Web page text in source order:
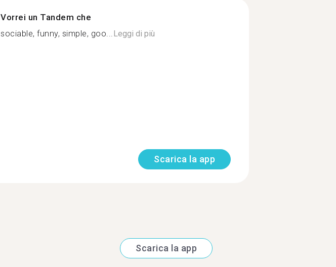
Vorrei un Tandem che
sociable, funny, simple, goo...Leggi di più
Scarica la app
Scarica la app